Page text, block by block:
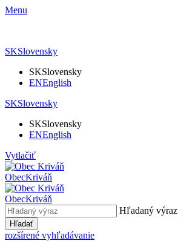
Menu
SKSlovensky
SKSlovensky
ENEnglish
SKSlovensky
SKSlovensky
ENEnglish
Vytlačiť
ObecKriváň
ObecKriváň
Hľadaný výraz
Hľadať
rozšírené vyhľadávanie